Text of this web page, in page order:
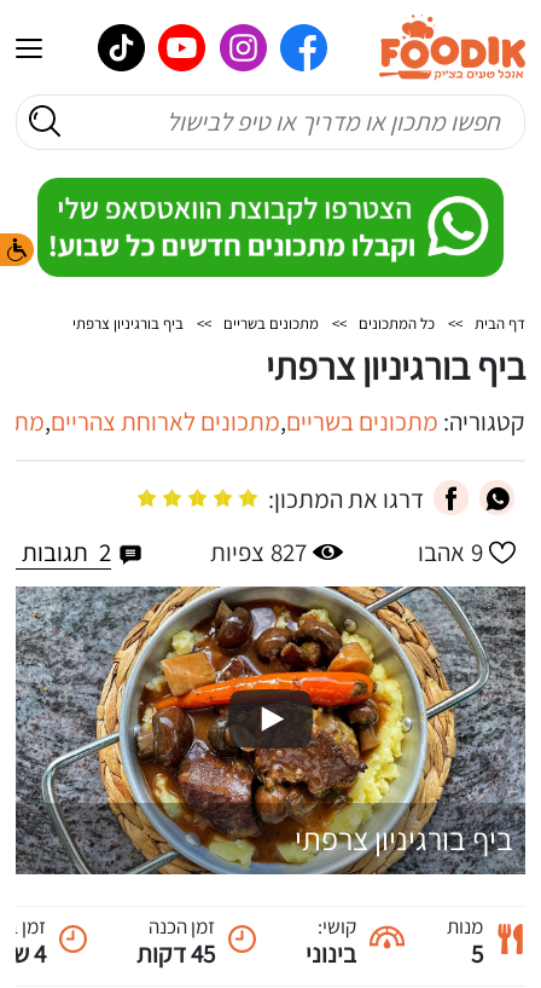
דף הבית >> כל המתכונים >> מתכונים בשריים >> ביף בורגיניון צרפתי
ביף בורגיניון צרפתי
קטגוריה: מתכונים בשריים,מתכונים לארוחת צהריים,
דרגו את המתכון:
9 אהבו 827 צפיות 2 תגובות
ביף בורגיניון צרפתי
מנות
5
קושי:
בינוני
זמן הכנה
45 דקות
זמן
4 שעות